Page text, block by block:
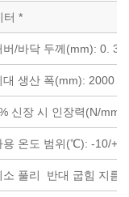
터 *
버/바닥 두께(mm): 0. 3
대 생산 폭(mm): 2000
신장 시 인장력(N/
용 온도 범위(℃): -10/
소 풀리 반대 굽힘 지름